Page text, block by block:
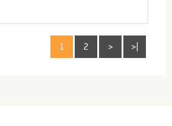
1 2 > >|